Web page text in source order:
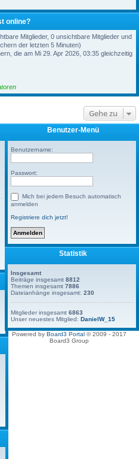
online?
Mitglieder, 0 unsichtbare Mitglieder und
der letzten 5 Minuten)
die am Mi 29. Apr 2026, 03:35 gleichzeitig
Gehe zu
Benutzer-Menü
Benutzername:
Passwort:
Mich bei jedem Besuch automatisch
anmelden
Registriere dich jetzt!
Statistik
Insgesamt
Beiträge insgesamt8812
Themen insgesamt7886
Dateianhänge insgesamt:230
Mitglieder insgesamt6863
Unser neuestes Mitglied:DanielW_15
Powered by Board3 Portal © 2009 - 2017
Board3 Group